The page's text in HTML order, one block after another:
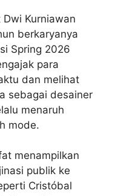
Kurniawan
berkaryanya
Spring 2026
para
dan melihat
sebagai desainer
menaruh
mode.
menampilkan
publik ke
Cristóbal